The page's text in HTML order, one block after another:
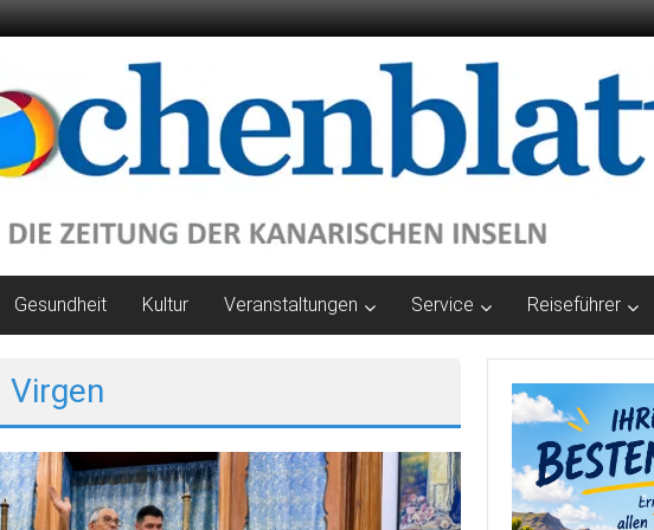
Gesundheit Kultur Veranstaltungen Service Reiseführer